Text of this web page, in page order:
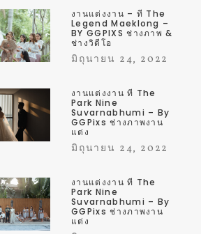
งานแต่งงาน – ที่ The
Legend Maeklong –
BY GGPIXS ช่างภาพ &
ช่างวิดีโอ
มิถุนายน 24, 2022
งานแต่งงาน ที่ The
Park Nine
Suvarnabhumi – By
GGPixs ช่างภาพงาน
แต่ง
มิถุนายน 24, 2022
งานแต่งงาน ที่ The
Park Nine
Suvarnabhumi – By
GGPixs ช่างภาพงาน
แต่ง